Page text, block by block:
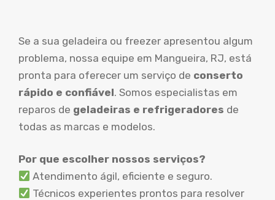
Se a sua geladeira ou freezer apresentou algum
problema, nossa equipe em Mangueira, RJ, está
pronta para oferecer um serviço de conserto
rápido e confiável. Somos especialistas em
reparos de geladeiras e refrigeradores de
todas as marcas e modelos.
Por que escolher nossos serviços?
Atendimento ágil, eficiente e seguro.
Técnicos experientes prontos para resolver